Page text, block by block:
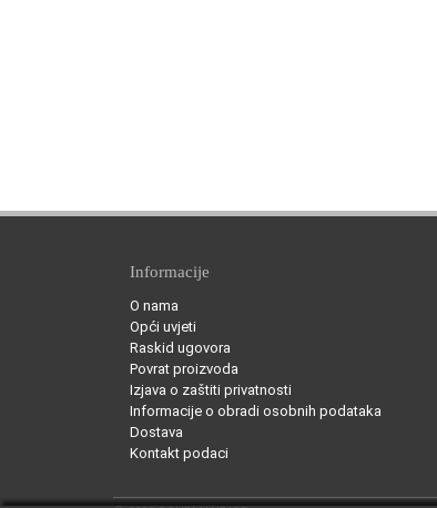
Informacije
O nama
Opći uvjeti
Raskid ugovora
Povrat proizvoda
Izjava o zaštiti privatnosti
Informacije o obradi osobnih podataka
Dostava
Kontakt podaci